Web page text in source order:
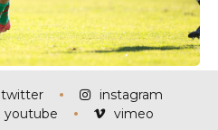
twitter
instagram
youtube vimeo